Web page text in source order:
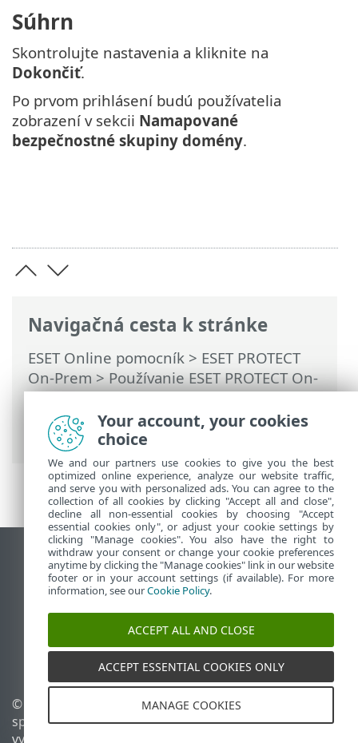
Navigačná cesta k stránke
ESET Online pomocník > ESET PROTECT
On-Prem>Používanie ESET PROTECT On-
Prem>Hlavné menu ESET PROTECT On-
Prem>Viac>Prístupové práva>
Používatelia> Namapovanie používateľov
Súhrn
Skontrolujte nastavenia a kliknite na
Dokončiť.
Po prvom prihlásení budú používatelia
zobrazení v sekcii Namapované
bezpečnostné skupiny domény.
Zobraziť stránku ako na počítači
End of Life
Databáza znalostí ESET
ESET Fórum
ESET Status Portal
Technická podpora
© 1992 - 2026 ESET,
spol. s r. o. Všetky práva
vyhradené.
Spravovať súbory cookie
Zásady používania súborov
Your account, your cookies
choice
We and our partners use cookies to give you the best
optimized online experience, analyze our website traffic,
and serve you with personalized ads. You can agree to the
collection of all cookies by clicking "Accept all and close",
decline all non-essential cookies by choosing "Accept
essential cookies only", or adjust your cookie settings by
clicking "Manage cookies". You also have the right to
withdraw your consent or change your cookie preferences
anytime by clicking the "Manage cookies" link in our website
footer or in your account settings (if available). For more
information, see ourCookie Policy.
ACCEPT ALL AND CLOSE
ACCEPT ESSENTIAL COOKIES ONLY
MANAGE COOKIES